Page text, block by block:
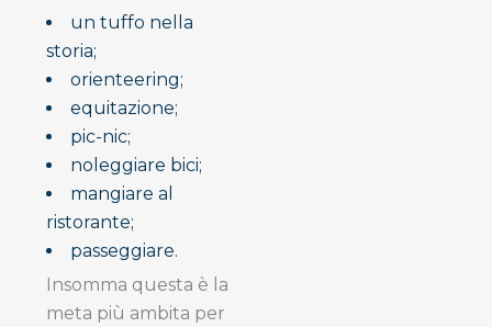
un tuffo nella
storia;
orienteering;
equitazione;
pic-nic;
noleggiare bici;
mangiare al
ristorante;
passeggiare.
Insomma questa è la
meta più ambita per